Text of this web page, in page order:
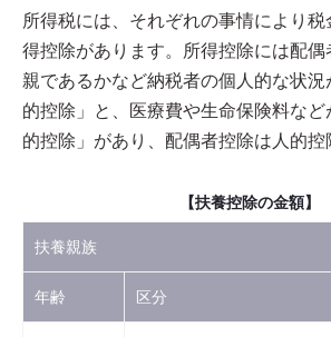
所得税には、それぞれの事情により
得控除があります。所得控除には配偶
親であるかなど納税者の個人的な状況
的控除」と、医療費や生命保険料な
的控除」があり、配偶者控除は人的控
【扶養控除の金額】
扶養親族
年齢 区分